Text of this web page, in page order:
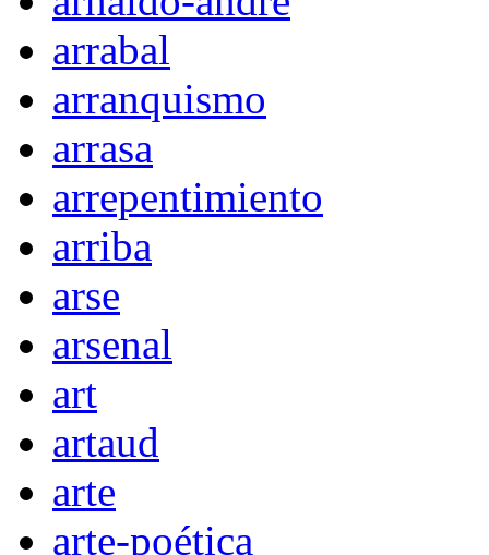
arrabal
arranquismo
arrasa
arrepentimiento
arriba
arse
arsenal
art
artaud
arte
arte-poética